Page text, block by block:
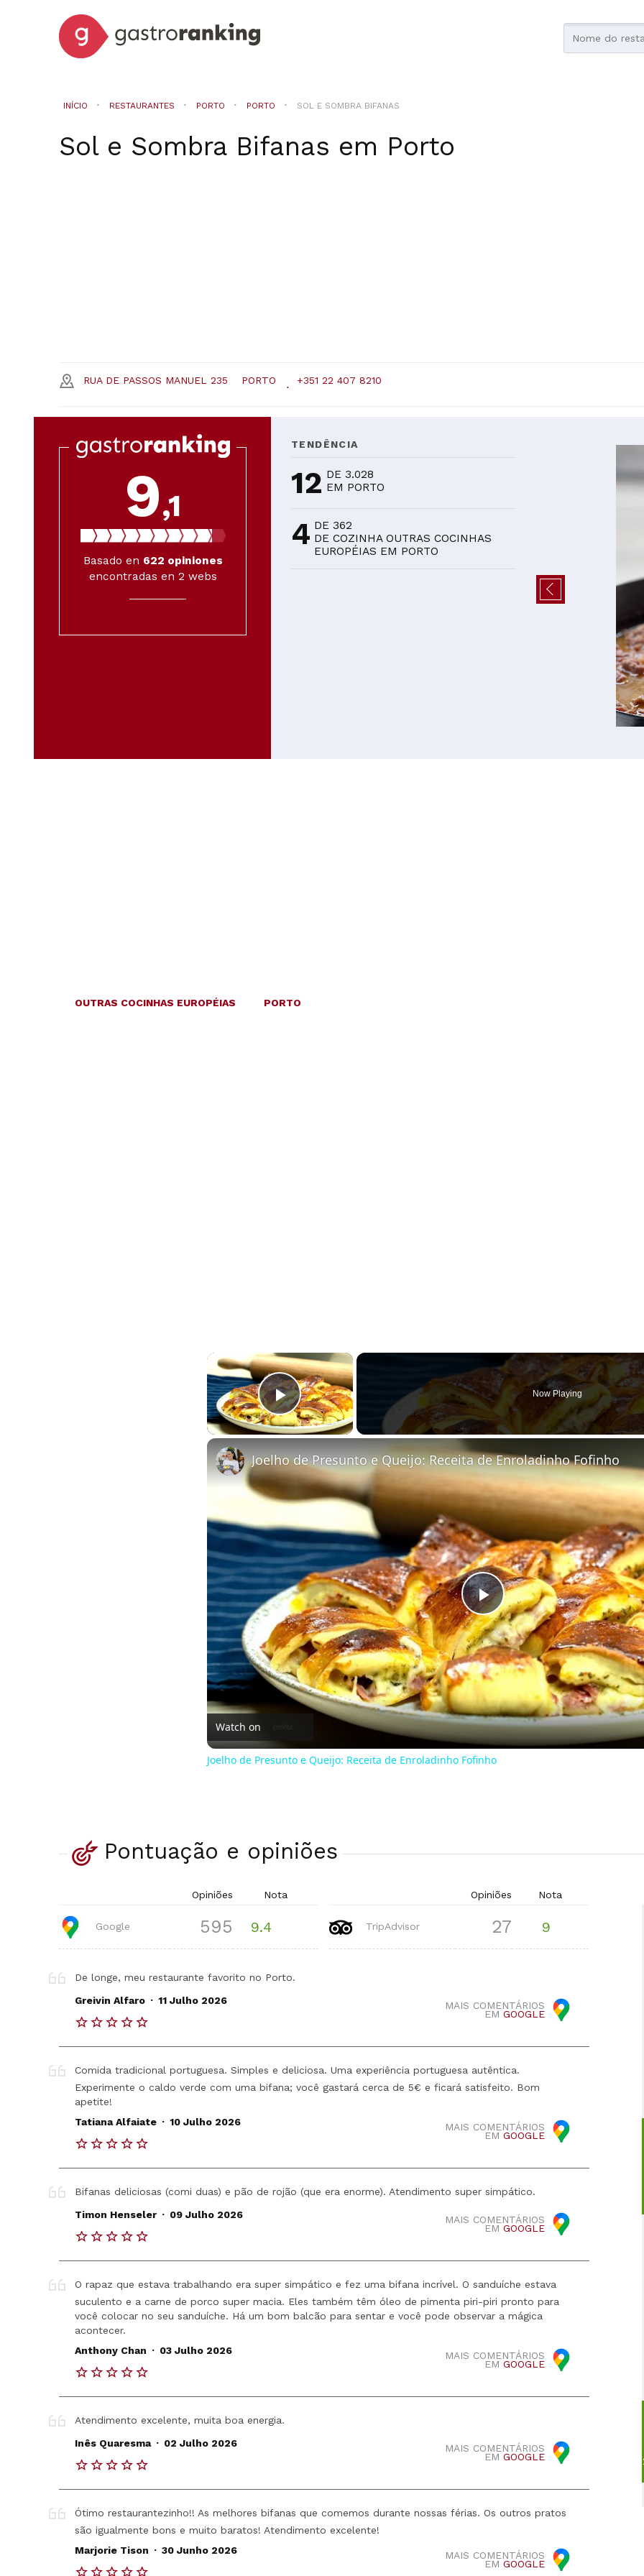
INÍCIO RESTAURANTES PORTO PORTO SOL E SOMBRA BIFANAS
Sol e Sombra Bifanas em Porto
RUA DE PASSOS MANUEL 235 PORTO +351 22 407 8210
9,1
Basado en 622 opiniones
encontradas en 2 webs
TENDÊNCIA
12 DE 3.028
EM PORTO
4 DE 362
DE COZINHA OUTRAS COCINHAS
EUROPÉIAS EM PORTO
OUTRAS COCINHAS EUROPÉIAS PORTO
×
Play Video
Now Playing
Play
Video
Joelho de Presunto e Queijo: Receita de Enroladinho Fofinho
Watch on
Joelho de Presunto e Queijo: Receita de Enroladinho Fofinho
Pontuação e opiniões
Opiniões Nota
Google 595 9.4
Opiniões Nota
TripAdvisor 27 9
De longe, meu restaurante favorito no Porto.
MAIS COMENTÁRIOS
EMGOOGLE
Greivin Alfaro . 11 Julho 2026
Comida tradicional portuguesa. Simples e deliciosa. Uma experiência portuguesa autêntica.
Experimente o caldo verde com uma bifana; você gastará cerca de 5€ e ficará satisfeito. Bom
apetite!
MAIS COMENTÁRIOS
EMGOOGLE
Tatiana Alfaiate . 10 Julho 2026
Bifanas deliciosas (comi duas) e pão de rojão (que era enorme). Atendimento super simpático.
MAIS COMENTÁRIOS
EMGOOGLE
Timon Henseler . 09 Julho 2026
O rapaz que estava trabalhando era super simpático e fez uma bifana incrível. O sanduíche estava
suculento e a carne de porco super macia. Eles também têm óleo de pimenta piri-piri pronto para
você colocar no seu sanduíche. Há um bom balcão para sentar e você pode observar a mágica
acontecer.
MAIS COMENTÁRIOS
EMGOOGLE
Anthony Chan . 03 Julho 2026
Atendimento excelente, muita boa energia.
MAIS COMENTÁRIOS
EMGOOGLE
Inês Quaresma . 02 Julho 2026
Ótimo restaurantezinho!! As melhores bifanas que comemos durante nossas férias. Os outros pratos
são igualmente bons e muito baratos! Atendimento excelente!
MAIS COMENTÁRIOS
EMGOOGLE
Marjorie Tison . 30 Junho 2026